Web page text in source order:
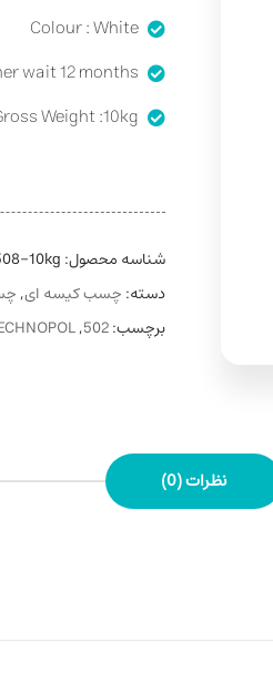
Colour : White
wait 12 months
Weight :10kg
شناسه محصول: 10kg
دسته: چسب کیسه ای,
برچسب:502
,
نظرات (0)